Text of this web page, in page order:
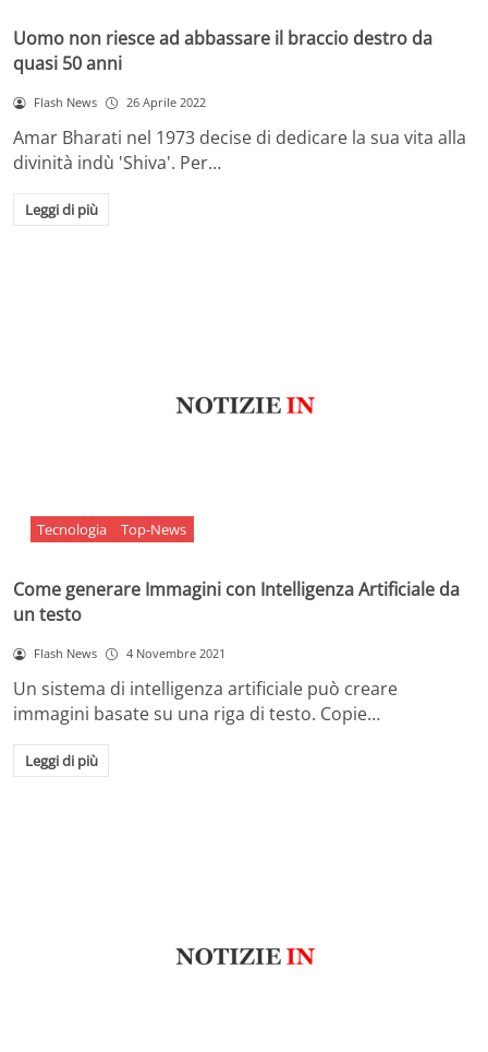
Uomo non riesce ad abbassare il braccio destro da
quasi 50 anni
Flash News 26 Aprile 2022
Amar Bharati nel 1973 decise di dedicare la sua vita alla
divinità indù 'Shiva'. Per…
Leggi di più
Tecnologia Top-News
Come generare Immagini con Intelligenza Artificiale da
un testo
Flash News 4 Novembre 2021
Un sistema di intelligenza artificiale può creare
immagini basate su una riga di testo. Copie…
Leggi di più